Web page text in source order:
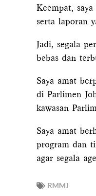
Keempat,
serta laporan
Jadi, segala
bebas dan
Saya amat
di Parlimen
kawasan
Saya amat
program dan
agar segala
RMMJ